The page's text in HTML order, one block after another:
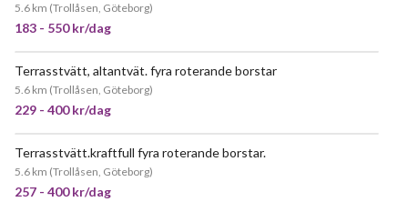
5.6 km (Trollåsen, Göteborg)
183 - 550 kr/dag
JÄTTEPOPULÄR
Terrasstvätt, altantvät. fyra roterande borstar
5.6 km (Trollåsen, Göteborg)
229 - 400 kr/dag
Terrasstvätt.kraftfull fyra roterande borstar.
5.6 km (Trollåsen, Göteborg)
257 - 400 kr/dag